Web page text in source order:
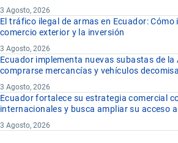
3 Agosto, 2026
El tráfico ilegal de armas en Ecuador: Cómo
comercio exterior y la inversión
3 Agosto, 2026
Ecuador implementa nuevas subastas de la
comprarse mercancías y vehículos
3 Agosto, 2026
Ecuador fortalece su estrategia comercial
internacionales y busca ampliar su acceso
3 Agosto, 2026